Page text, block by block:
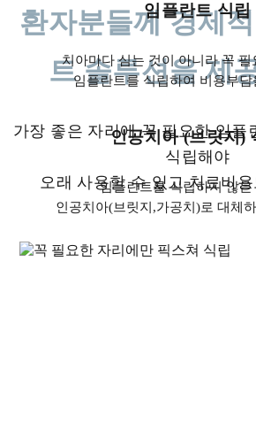
환자분들께 경제
트 솔루션을 제
가장 좋은 자리에 꼭 필요한 임플
식립해야
오래 사용할 수 있고 치료비
임플란트 식립
치아마다 심는 것이 아니라 꼭 필
임플란트를 식립하여 비용부
인공치아 (브릿지)
임플란트를 식립하지 않은
인공치아(브릿지,가공치)로 대체